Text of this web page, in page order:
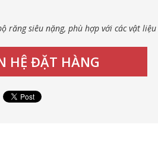
răng siêu nặng, phù hợp với các vật liệu
HỆ ĐẶT HÀNG